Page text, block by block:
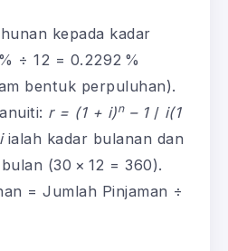
kepada kadar
÷ 12 = 0.2292 %
bentuk perpuluhan).
r = (1 + i)n– 1/ i(1
iialah kadar bulanan dan
(30 × 12 = 360).
= Jumlah Pinjaman ÷